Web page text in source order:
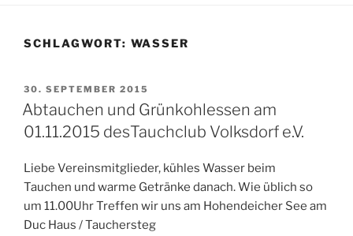
SCHLAGWORT: WASSER
VERÖFFENTLICHT
AM
30. SEPTEMBER 2015
Abtauchen und Grünkohlessen am
01.11.2015 desTauchclub Volksdorf e.V.
Liebe Vereinsmitglieder, kühles Wasser beim
Tauchen und warme Getränke danach. Wie üblich so
um 11.00Uhr Treffen wir uns am Hohendeicher See am
Duc Haus / Tauchersteg